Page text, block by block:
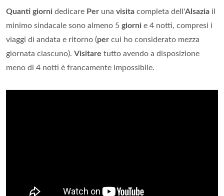
Quanti giorni dedicare Per una visita completa dell'Alsazia il
minimo sindacale sono almeno 5 giorni e 4 notti, compresi i
viaggi di andata e ritorno (per cui ho considerato mezza
giornata ciascuno). Visitare tutto avendo a disposizione
meno di 4 notti è francamente impossibile.